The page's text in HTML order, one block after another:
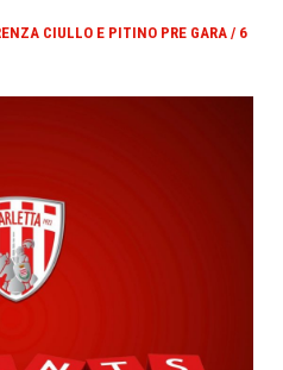
CIULLO E PITINO PRE GARA / 6